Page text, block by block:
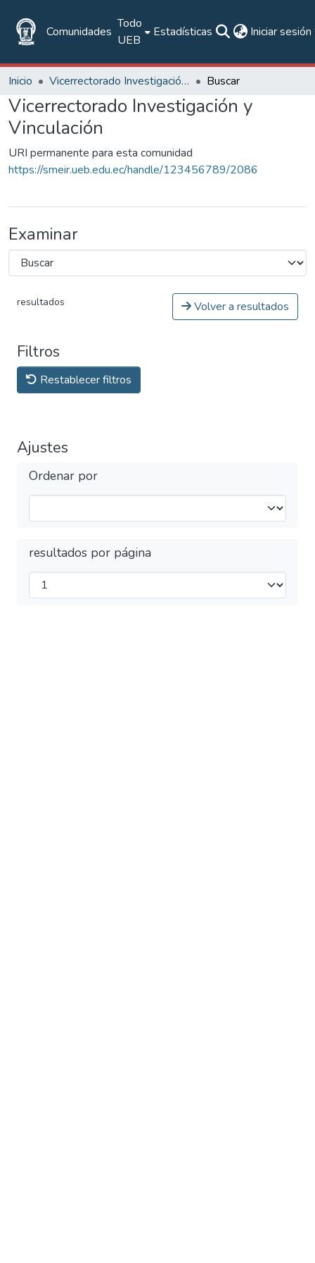
Comunidades
Todo
UEB
Estadísticas Iniciar sesión
Inicio Vicerrectorado Investigación y Vinculación Buscar
Vicerrectorado Investigación y
Vinculación
URI permanente para esta comunidad
https://smeir.ueb.edu.ec/handle/123456789/2086
Examinar
resultados Volver a resultados
Filtros
Restablecer filtros
Ajustes
Ordenar por
resultados por página